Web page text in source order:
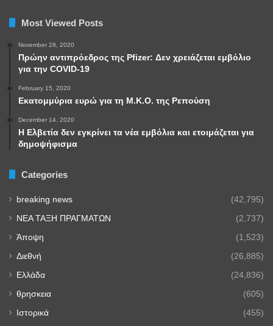
Most Viewed Posts
November 28, 2020
Πρώην αντιπρόεδρος της Pfizer: Δεν χρειάζεται εμβόλιο
για την COVID-19
February 15, 2020
Εκατομμύρια ευρώ για τη Μ.Κ.Ο. της Ρεπούση
December 14, 2020
Η Ελβετία δεν εγκρίνει τα νέα εμβόλια και ετοιμάζεται για
δημοψήφισμα
Categories
breaking news (42,795)
NEA TAΞΗ ΠΡΑΓΜΑΤΩΝ (2,737)
Άποψη (1,523)
Διεθνή (26,885)
Ελλάδα (24,836)
θρησκεια (605)
Ιστορικά (455)